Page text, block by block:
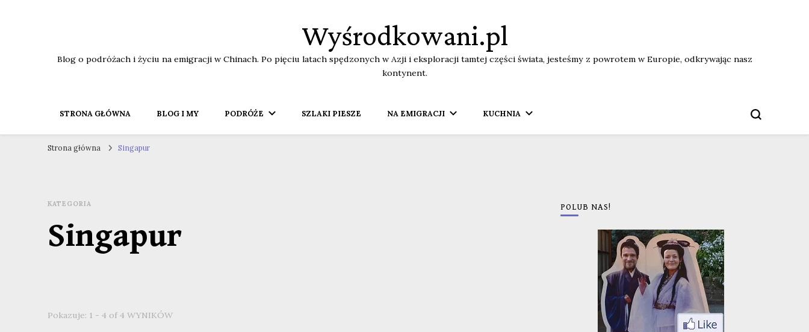
Wyśrodkowani.pl
Blog o podróżach i życiu na emigracji w Chinach. Po pięciu latach spędzonych w Azji i eksploracji tamtej części świata, jesteśmy z powrotem w Europie, odkrywając nasz
kontynent.
STRONA GŁÓWNA BLOG I MY PODRÓŻE SZLAKI PIESZE NA EMIGRACJI KUCHNIA
Strona główna Singapur
KATEGORIA
Singapur
Pokazuje: 1 - 4 of 4 WYNIKÓW
POLUB NAS!